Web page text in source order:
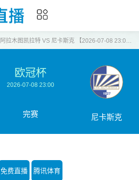
阿拉木图凯拉特 VS 尼卡斯克 【2026-07-08 23:00:00】
欧冠杯
2026-07-08 23:00
完赛 尼卡斯克
免费直播 腾讯体育